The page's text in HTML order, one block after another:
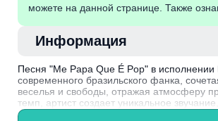
можете на данной странице. Также
Информация
Песня "Me Papa Que É Pop" в
современного бразильского фанка,
веселья и свободы, отражая атмосферу
темп, артист создает уникальное
эмоциональную сторону музыки.